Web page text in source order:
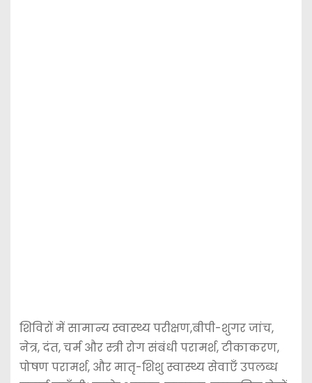
शिविरों में सामान्य स्वास्थ्य परीक्षण,बीपी-शुगर जांच,
नेत्र, दंत, चर्म और स्त्री रोग संबंधी परामर्श, टीकाकरण,
पोषण परामर्श, और मातृ-शिशु स्वास्थ्य सेवाएँ उपलब्ध